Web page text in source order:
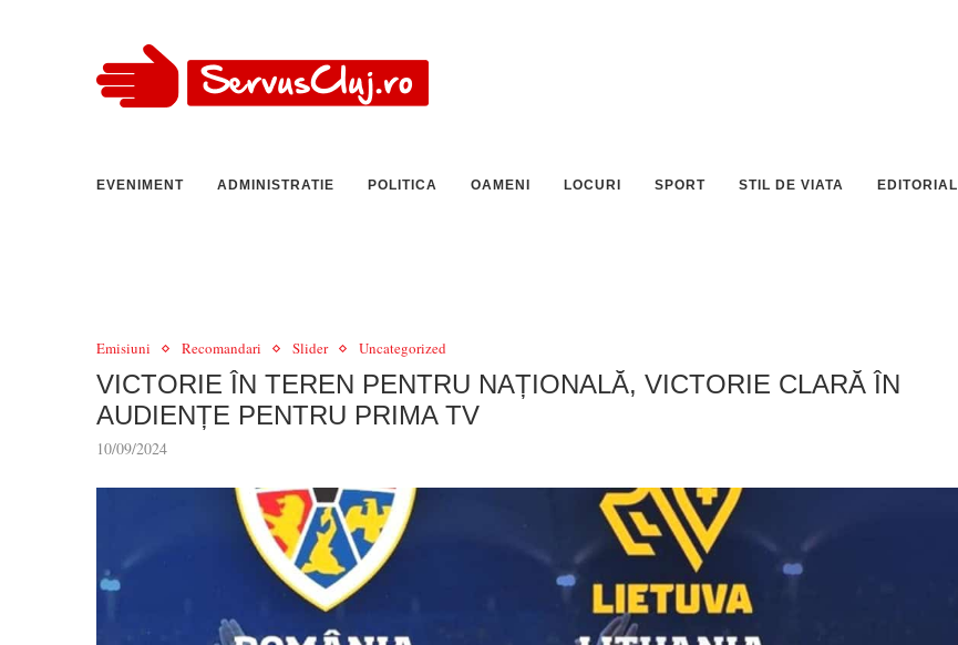
EVENIMENT ADMINISTRATIE POLITICA OAMENI LOCURI SPORT STIL DE VIATA EDITORIAL
Emisiuni Recomandari Slider Uncategorized
VICTORIE ÎN TEREN PENTRU NAȚIONALĂ, VICTORIE CLARĂ ÎN
AUDIENȚE PENTRU PRIMA TV
10/09/2024